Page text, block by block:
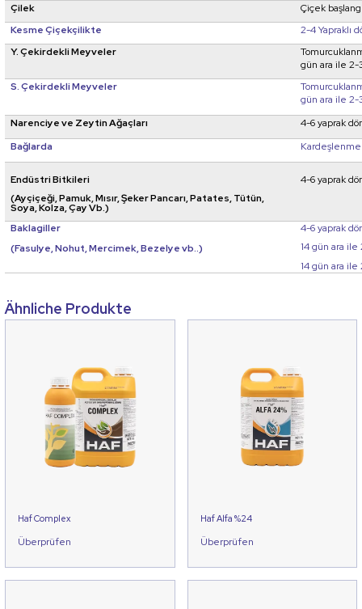
Çilek
Çiçek
Kesme Çiçekçilikte
2-4 Yapraklı
Y. Çekirdekli Meyveler
gün ara ile 2-
S. Çekirdekli Meyveler
gün ara ile 2-
Narenciye ve Zeytin Ağaçları
4-6 yaprak
Bağlarda
Endüstri Bitkileri
(Ayçiçeği, Pamuk, Mısır, Şeker Pancarı, Patates, Tütün,
Soya, Kolza, Çay Vb.)
4-6 yaprak
Baklagiller
(Fasulye, Nohut, Mercimek, Bezelye vb..)
4-6 yaprak
14 gün ara
14 gün ara
Ähnliche Produkte
Haf Complex
Überprüfen
Haf Alfa %24
Überprüfen